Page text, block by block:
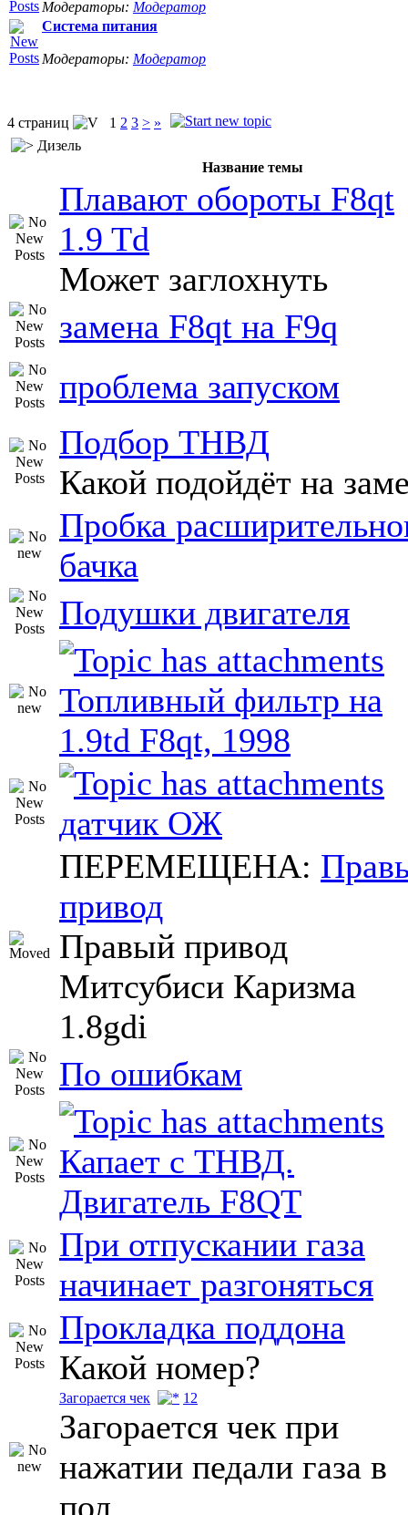
Модераторы: Модератор
Система питания
Модераторы: Модератор
4 страниц 1 2 3 > »
Дизель
Название темы
Плавают обороты F8qt
1.9 Td
Может заглохнуть
замена F8qt на F9q
проблема запуском
Подбор ТНВД
Какой подойдёт на
Пробка
бачка
Подушки двигателя
Топливный фильтр на
1.9td F8qt, 1998
датчик ОЖ
ПЕРЕМЕЩЕНА:
привод
Правый привод
Митсубиси Каризма
1.8gdi
По ошибкам
Капает с ТНВД.
Двигатель F8QT
При отпускании газа
начинает разгоняться
Прокладка поддона
Какой номер?
Загорается чек 1 2
Загорается чек при
нажатии педали газа в
пол